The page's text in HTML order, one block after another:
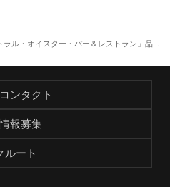
ンタクト
報募集
ルート